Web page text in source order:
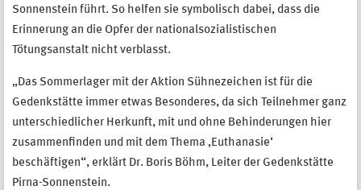
Sonnenstein führt. So helfen sie symbolisch dabei, dass die
Erinnerung an die Opfer der nationalsozialistischen
Tötungsanstalt nicht verblasst.
„Das Sommerlager mit der Aktion Sühnezeichen ist für die
Gedenkstätte immer etwas Besonderes, da sich Teilnehmer ganz
unterschiedlicher Herkunft, mit und ohne Behinderungen hier
zusammenfinden und mit dem Thema ‚Euthanasie‘
beschäftigen“, erklärt Dr. Boris Böhm, Leiter der Gedenkstätte
Pirna-Sonnenstein.